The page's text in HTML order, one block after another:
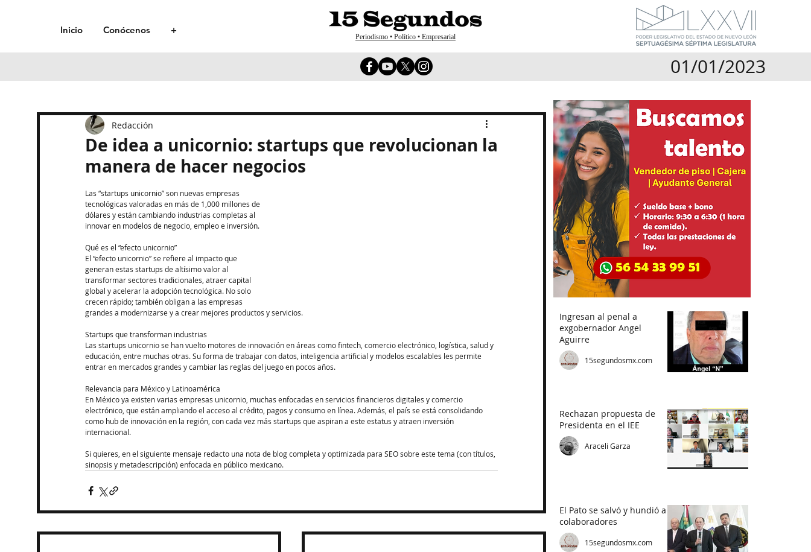
Inicio Conócenos +
Periodismo • Político • Empresarial
01/01/2023
De idea a unicornio: startups que revolucionan la
manera de hacer negocios
Redacción
Las “startups unicornio” son nuevas empresas
tecnológicas valoradas en más de 1,000 millones de
dólares y están cambiando industrias completas al
innovar en modelos de negocio, empleo e inversión.​
Qué es el “efecto unicornio”
El “efecto unicornio” se refiere al impacto que
generan estas startups de altísimo valor al
transformar sectores tradicionales, atraer capital
global y acelerar la adopción tecnológica. No solo
crecen rápido; también obligan a las empresas
grandes a modernizarse y a crear mejores productos y servicios.​
Startups que transforman industrias
Las startups unicornio se han vuelto motores de innovación en áreas como fintech, comercio electrónico, logística, salud y
educación, entre muchas otras. Su forma de trabajar con datos, inteligencia artificial y modelos escalables les permite
entrar en mercados grandes y cambiar las reglas del juego en pocos años.​
Relevancia para México y Latinoamérica
En México ya existen varias empresas unicornio, muchas enfocadas en servicios financieros digitales y comercio
electrónico, que están ampliando el acceso al crédito, pagos y consumo en línea. Además, el país se está consolidando
como hub de innovación en la región, con cada vez más startups que aspiran a este estatus y atraen inversión
internacional.​
Si quieres, en el siguiente mensaje redacto una nota de blog completa y optimizada para SEO sobre este tema (con títulos,
sinopsis y metadescripción) enfocada en público mexicano.
Ingresan al penal a
exgobernador Angel
Aguirre
15segundosmx.com
Rechazan propuesta de
Presidenta en el IEE
Araceli Garza
El Pato se salvó y hundió a
colaboradores
15segundosmx.com